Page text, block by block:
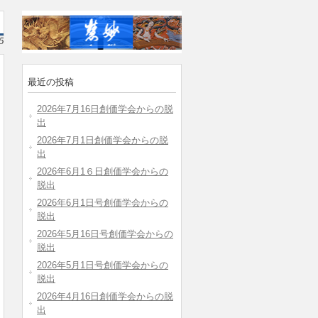
最近の投稿
2026年7月16日創価学会からの脱
出
2026年7月1日創価学会からの脱
出
2026年6月1６日創価学会からの
脱出
2026年6月1日号創価学会からの
脱出
2026年5月16日号創価学会からの
脱出
2026年5月1日号創価学会からの
脱出
2026年4月16日創価学会からの脱
出